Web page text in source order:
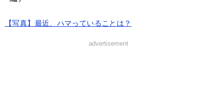
【写真】最近、ハマっていることは？
advertisement